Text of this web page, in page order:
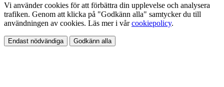
Vi använder cookies för att förbättra din upplevelse och analysera
trafiken. Genom att klicka på "Godkänn alla" samtycker du till
användningen av cookies. Läs mer i vårcookiepolicy.
Endast nödvändiga Godkänn alla